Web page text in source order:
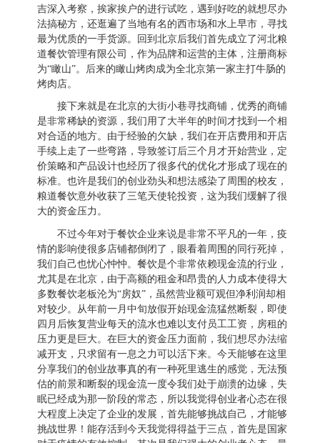
吉深入考察，挨家挨户的进行试吃，遇到好吃的就想尽办
法搞秘方，还逛遍了当地有名的西市场和水上早市，寻找
最为优质的一手货源。回到北京后我们首先成立了河北粮
道餐饮管理有限公司，作为品牌和运营的主体，注册商标
为“瞰山”。后来的瞰山烤肉成为全北京第一家主打牛肠的
烤肉店。
接下来就是在北京的大街小巷寻找商铺，优秀的商铺
是非常稀缺的资源，我们用了大半年的时间才找到一个相
对合适的地方。由于经验的欠缺，我们在开店费用和开店
手续上走了一些弯路，导致签订后三个月才开始营业，定
价策略和产品设计也经历了很多代的优化才形成了现在的
标准。也许是我们的创业劲头和想法感染了周围的校友，
粮道餐饮意外收获了三笔天使轮投资，这为我们缓解了很
大的资金压力。
不过今年对于餐饮企业来说是非常不平凡的一年，疫
情的影响使很多店铺都倒闭了，眼看着周围的同行死掉，
我们自己也忧心忡忡。餐饮是个非常依赖现金流的行业，
尤其是在北京，由于高额的租金和昂贵的人力成本使得大
多数餐饮老板沦为“房奴”，虽然营业额可观但净利润却相
对较少。从年前一月中旬放假开始现金流猛然断裂，即使
四月后恢复营业每天的流水也难以支付员工工资，房租的
压力更是巨大。在巨大的资金压力面前，我们想尽办法缩
减开支，只求留有一息之力可以活下来。今天能够在这里
分享我们的创业故事真的有一种死里逃生的感觉，无法预
估的前景和断裂的现金流一度令我们处于崩溃的边缘，失
眠已经成为那一阶段的常态，所以我觉得创业者心态在很
大程度上决定了企业的发展，首先能够挑战自己，才能够
挑战世界！能存活到今天我觉得得益于三点，首先是国家